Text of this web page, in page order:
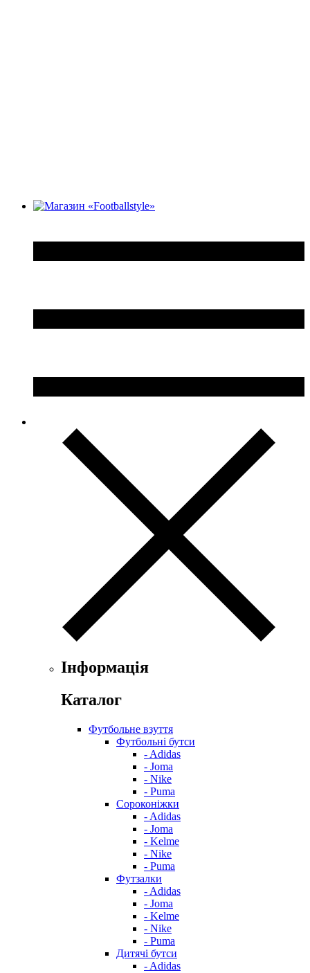
Інформація
Каталог
Футбольне взуття
Футбольні бутси
- Adidas
- Joma
- Nike
- Puma
Сороконіжки
- Adidas
- Joma
- Kelme
- Nike
- Puma
Футзалки
- Adidas
- Joma
- Kelme
- Nike
- Puma
Дитячі бутси
- Adidas